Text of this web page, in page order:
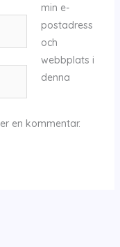
min e-
postadress
och
webbplats i
denna
en kommentar.